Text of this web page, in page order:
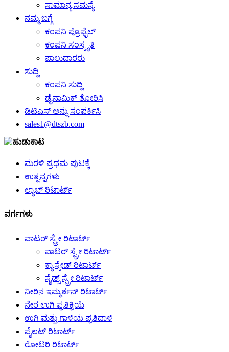
ಸಾಮಾನ್ಯ ಸಮಸ್ಯೆ
ನಮ್ಮ ಬಗ್ಗೆ
ಕಂಪನಿ ಪ್ರೊಫೈಲ್
ಕಂಪನಿ ಸಂಸ್ಕೃತಿ
ಪಾಲುದಾರರು
ಸುದ್ದಿ
ಕಂಪನಿ ಸುದ್ದಿ
ಡೈನಾಮಿಕ್ ತೋರಿಸಿ
ಡಿಟಿಎಸ್ ಅನ್ನು ಸಂಪರ್ಕಿಸಿ
sales1@dtszb.com
ಮರಳಿ ಪ್ರಥಮ ಪುಟಕ್ಕೆ
ಉತ್ಪನ್ನಗಳು
ಲ್ಯಾಬ್ ರಿಟಾರ್ಟ್
ವರ್ಗಗಳು
ವಾಟರ್ ಸ್ಪ್ರೇ ರಿಟಾರ್ಟ್
ವಾಟರ್ ಸ್ಪ್ರೇ ರಿಟಾರ್ಟ್
ಕ್ಯಾಸ್ಕೇಡ್ ರಿಟಾರ್ಟ್
ಸೈಡ್ಸ್ ಸ್ಪ್ರೇ ರಿಟಾರ್ಟ್
ನೀರಿನ ಇಮ್ಮರ್ಶನ್ ರಿಟಾರ್ಟ್
ನೇರ ಉಗಿ ಪ್ರತಿಕ್ರಿಯೆ
ಉಗಿ ಮತ್ತು ಗಾಳಿಯ ಪ್ರತಿದಾಳಿ
ಪೈಲಟ್ ರಿಟಾರ್ಟ್
ರೋಟರಿ ರಿಟಾರ್ಟ್